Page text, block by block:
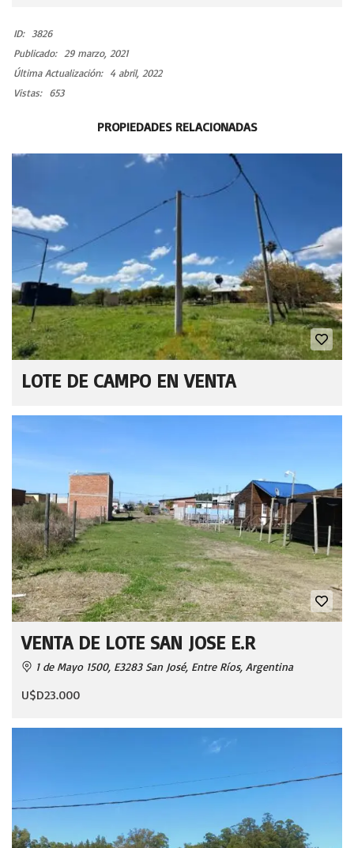
ID:
3826
Publicado:
29 marzo, 2021
Última Actualización:
4 abril, 2022
Vistas:
653
PROPIEDADES RELACIONADAS
LOTE DE CAMPO EN VENTA
VENTA DE LOTE SAN JOSE E.R
1 de Mayo 1500, E3283 San José, Entre Ríos, Argentina
U$D23.000